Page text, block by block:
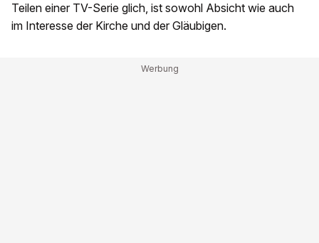
Teilen einer TV-Serie glich, ist sowohl Absicht wie auch
im Interesse der Kirche und der Gläubigen.